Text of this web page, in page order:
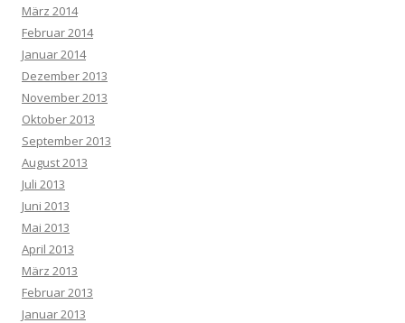
März 2014
Februar 2014
Januar 2014
Dezember 2013
November 2013
Oktober 2013
September 2013
August 2013
Juli 2013
Juni 2013
Mai 2013
April 2013
März 2013
Februar 2013
Januar 2013